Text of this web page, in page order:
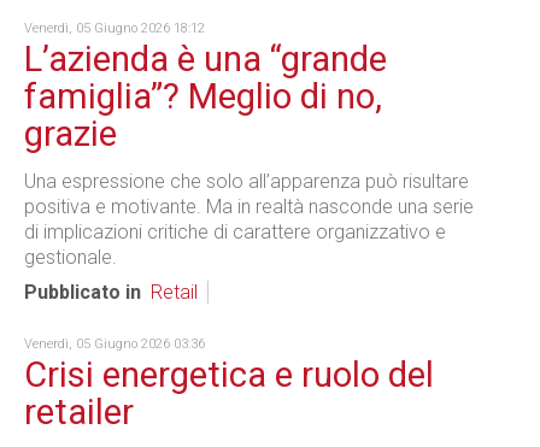
Venerdì, 05 Giugno 2026 18:12
L’azienda è una “grande
famiglia”? Meglio di no,
grazie
Una espressione che solo all’apparenza può risultare
positiva e motivante. Ma in realtà nasconde una serie
di implicazioni critiche di carattere organizzativo e
gestionale.
Pubblicato in Retail
Venerdì, 05 Giugno 2026 03:36
Crisi energetica e ruolo del
retailer